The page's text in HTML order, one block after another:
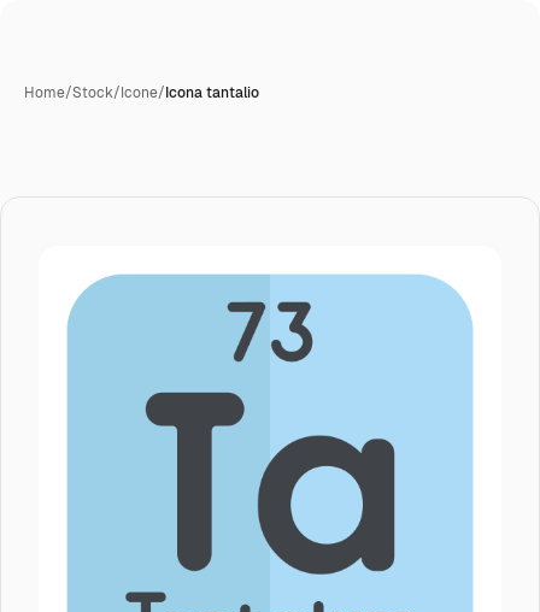
Home/Stock/Icone/Icona tantalio